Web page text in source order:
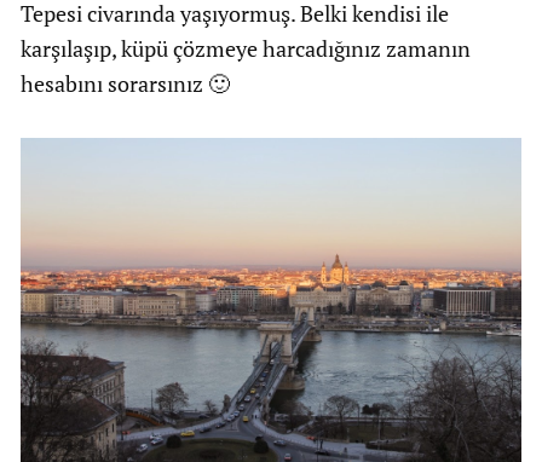
Tepesi civarında yaşıyormuş. Belki kendisi ile
karşılaşıp, küpü çözmeye harcadığınız zamanın
hesabını sorarsınız 🙂